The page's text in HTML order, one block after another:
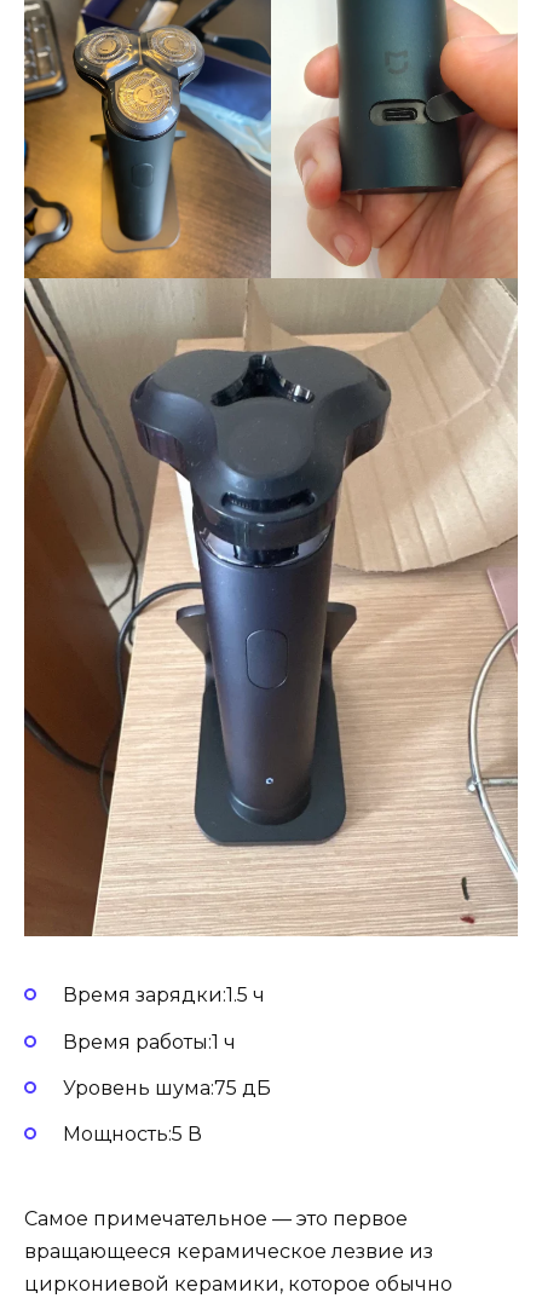
Время зарядки:1.5 ч
Время работы:1 ч
Уровень шума:75 дБ
Мощность:5 В
Самое примечательное — это первое
вращающееся керамическое лезвие из
циркониевой керамики, которое обычно